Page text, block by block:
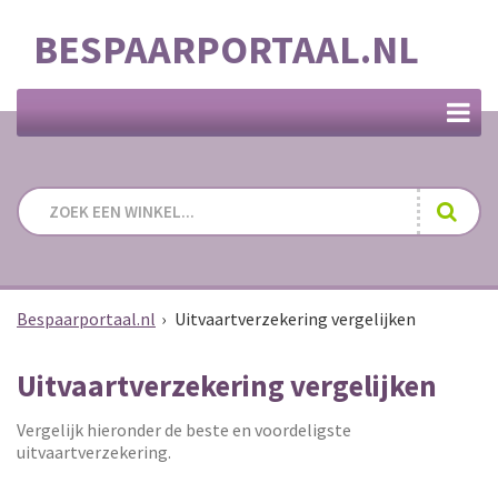
BESPAARPORTAAL.NL
Bespaarportaal.nl › Uitvaartverzekering vergelijken
Uitvaartverzekering vergelijken
Vergelijk hieronder de beste en voordeligste
uitvaartverzekering.